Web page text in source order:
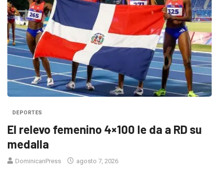
DEPORTES
El relevo femenino 4×100 le da a RD su
medalla
DominicanPress agosto 7, 2026